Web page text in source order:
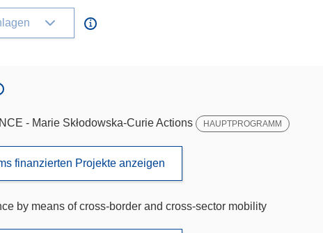
- Marie Skłodowska-Curie Actions HAUPTPROGRAMM
finanzierten Projekte anzeigen
by means of cross-border and cross-sector mobility